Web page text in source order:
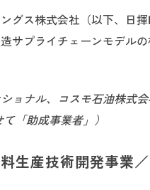
グス株式会社（以下、日
サプライチェーンモデル
ョナル、コスモ石油株式
「助成事業者」）
生産技術開発事業